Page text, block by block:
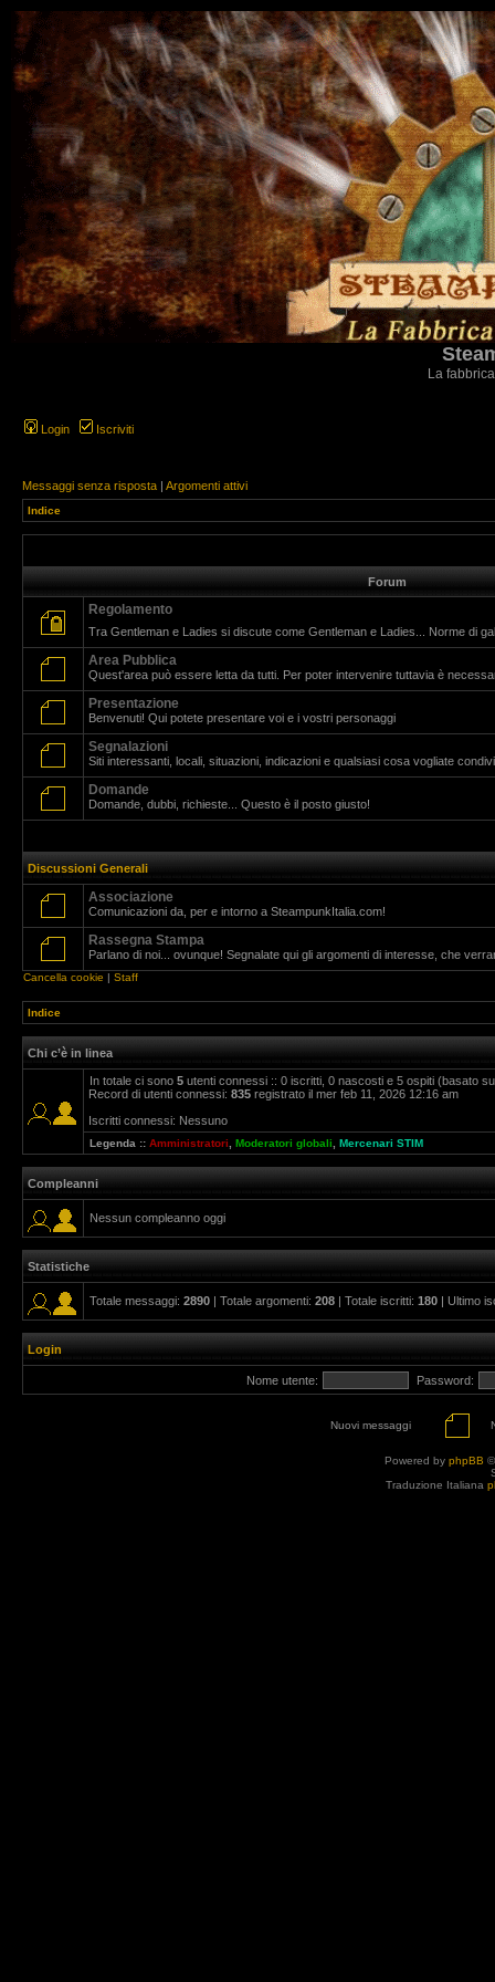
La
Login Iscriviti
Messaggi senza risposta | Argomenti attivi
Indice
Forum
Regolamento
Tra Gentleman e Ladies si discute come Gentleman e Ladies... Norme di
Area Pubblica
Quest'area può essere letta da tutti. Per poter intervenire tuttavia è
Presentazione
Benvenuti! Qui potete presentare voi e i vostri personaggi
Segnalazioni
Siti interessanti, locali, situazioni, indicazioni e qualsiasi cosa vogliate
Domande
Domande, dubbi, richieste... Questo è il posto giusto!
Discussioni Generali
Associazione
Comunicazioni da, per e intorno a SteampunkItalia.com!
Rassegna Stampa
Parlano di noi... ovunque! Segnalate qui gli argomenti di interesse, che
Cancella cookie | Staff
Indice
Chi c’è in linea
In totale ci sono 5 utenti connessi :: 0 iscritti, 0 nascosti e 5 ospiti (basato
Record di utenti connessi: 835 registrato il mer feb 11, 2026 12:16 am
Iscritti connessi: Nessuno
Legenda :: Amministratori Moderatori globali Mercenari STIM
Compleanni
Nessun compleanno oggi
Statistiche
Totale messaggi: 2890 | Totale argomenti: 208 | Totale iscritti: 180 | Ultimo
Login
Nome utente: Password:
Nuovi messaggi
Powered by phpBB
Traduzione Italiana